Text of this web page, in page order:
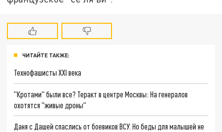
ЧИТАЙТЕ ТАКЖЕ:
Технофашисты XXI века
"Кротами" были все? Теракт в центре Москвы: На генералов
охотятся "живые дроны"
Даня с Дашей спаслись от боевиков ВСУ. Но беды для малышей не